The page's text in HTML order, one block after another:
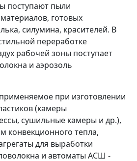
поступают пыли
готовых
силумина, красителей. В
переработке
рабочей зоны поступает
и аэрозоль
при изготовлении
(камеры
сушильные камеры и др.),
конвекционного тепла,
для выработки
и автоматы АСШ -